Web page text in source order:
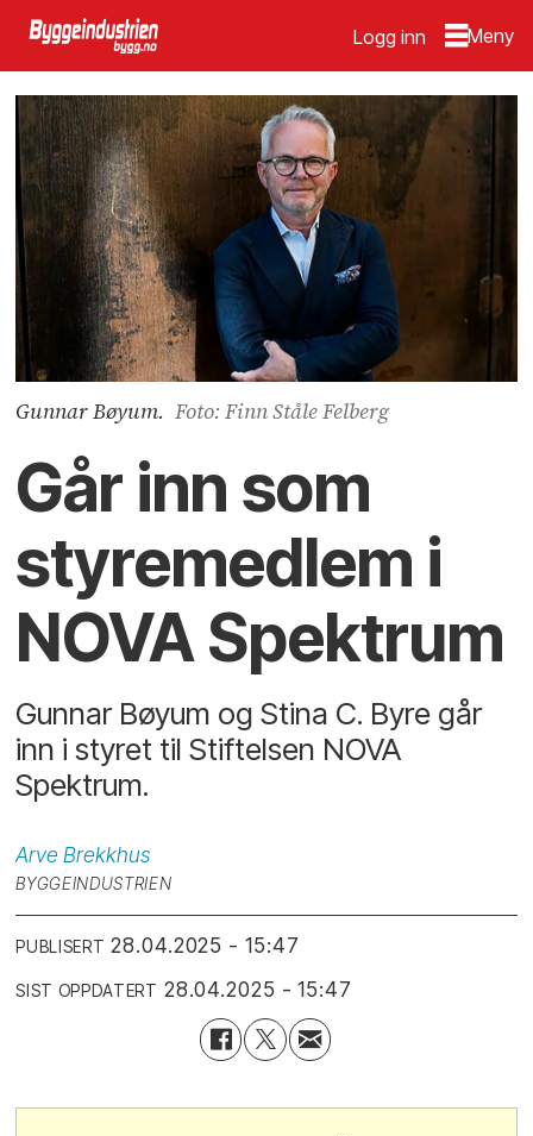
Logg inn
Gunnar Bøyum. Foto: Finn Ståle Felberg
Går inn som
styremedlem i
NOVA Spektrum
Gunnar Bøyum og Stina C. Byre går
inn i styret til Stiftelsen NOVA
Spektrum.
Arve Brekkhus
BYGGEINDUSTRIEN
PUBLISERT 28.04.2025 - 15:47
SIST OPPDATERT 28.04.2025 - 15:47